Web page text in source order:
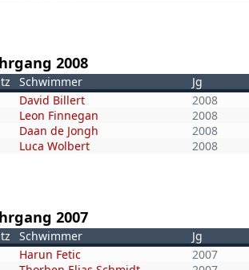
2008
Schwimmer
Jg
David Billert
2008
Leon Finnegan
2008
Daan de Jongh
2008
Luca Wolbert 2008
2007
Schwimmer
Jg
Harun Fetic
2007